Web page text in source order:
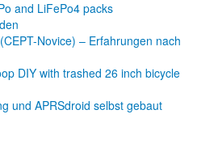
and LiFePo4 packs
Novice) – Erfahrungen nach
DIY with trashed 26 inch bicycle
und APRSdroid selbst gebaut